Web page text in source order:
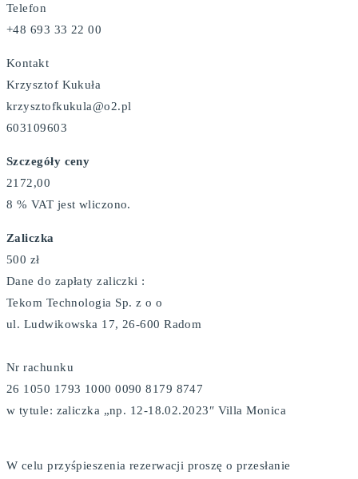
Telefon
+48 693 33 22 00
Kontakt
Krzysztof Kukuła
krzysztofkukula@o2.pl
603109603
Szczegóły ceny
2172,00
8 % VAT jest wliczono.
Zaliczka
500 zł
Dane do zapłaty zaliczki :
Tekom Technologia Sp. z o o
ul. Ludwikowska 17, 26-600 Radom
Nr rachunku
26 1050 1793 1000 0090 8179 8747
w tytule: zaliczka „np. 12-18.02.2023″ Villa Monica
W celu przyśpieszenia rezerwacji proszę o przesłanie